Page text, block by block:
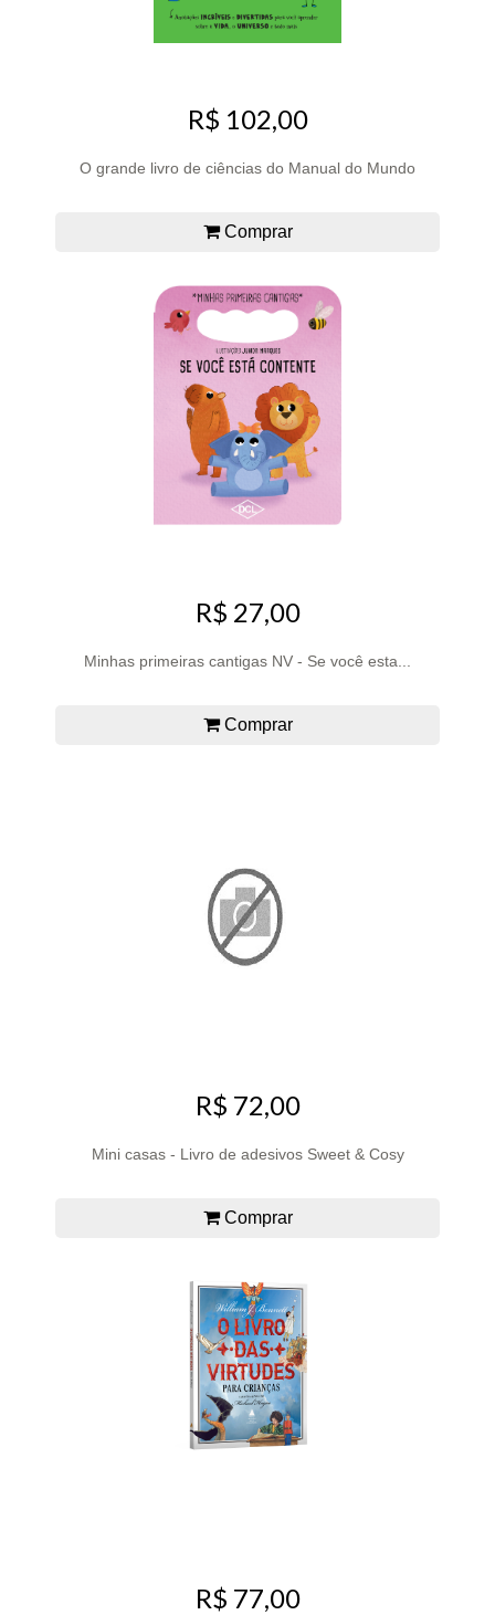
R$ 102,00
O grande livro de ciências do Manual do Mundo
Comprar
R$ 27,00
Minhas primeiras cantigas NV - Se você esta...
Comprar
R$ 72,00
Mini casas - Livro de adesivos Sweet & Cosy
Comprar
R$ 77,00